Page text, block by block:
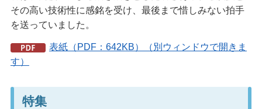
その高い技術性に感銘を受け、最後まで惜しみない拍手
を送っていました。
表紙（PDF：642KB）（別ウィンドウで開きま
す）
特集